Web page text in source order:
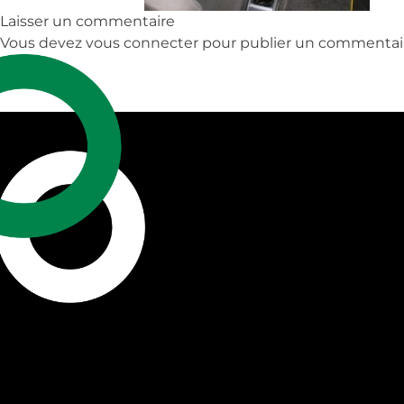
Laisser un commentaire
Vous devez vous connecter pour publier un